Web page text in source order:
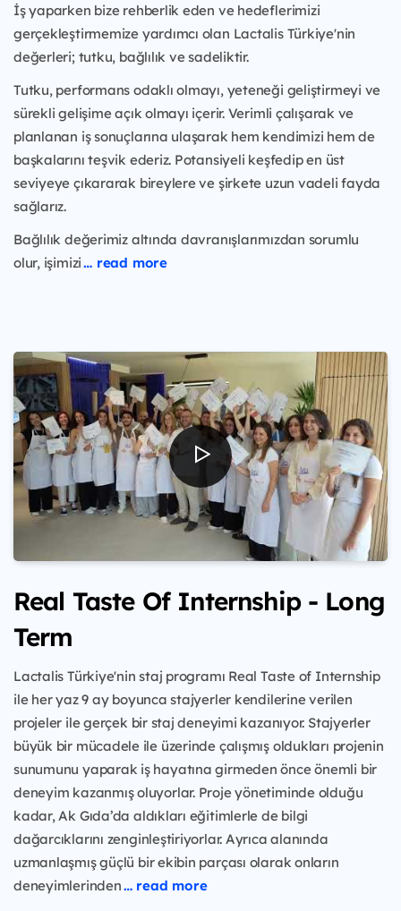
İş yaparken bize rehberlik eden ve hedeflerimizi
gerçekleştirmemize yardımcı olan Lactalis Türkiye'nin
değerleri; tutku, bağlılık ve sadeliktir.
Tutku, performans odaklı olmayı, yeteneği geliştirmeyi ve
sürekli gelişime açık olmayı içerir. Verimli çalışarak ve
planlanan iş sonuçlarına ulaşarak hem kendimizi hem de
başkalarını teşvik ederiz. Potansiyeli keşfedip en üst
seviyeye çıkararak bireylere ve şirkete uzun vadeli fayda
sağlarız.
Bağlılık değerimiz altında davranışlarımızdan sorumlu
olur, işimizi… read more
Real Taste Of Internship - Long
Term
Lactalis Türkiye'nin staj programı Real Taste of Internship
ile her yaz 9 ay boyunca stajyerler kendilerine verilen
projeler ile gerçek bir staj deneyimi kazanıyor. Stajyerler
büyük bir mücadele ile üzerinde çalışmış oldukları projenin
sunumunu yaparak iş hayatına girmeden önce önemli bir
deneyim kazanmış oluyorlar. Proje yönetiminde olduğu
kadar, Ak Gıda’da aldıkları eğitimlerle de bilgi
dağarcıklarını zenginleştiriyorlar. Ayrıca alanında
uzmanlaşmış güçlü bir ekibin parçası olarak onların
deneyimlerinden… read more